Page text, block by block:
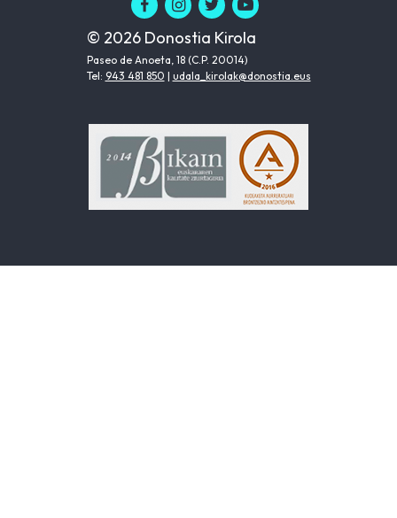
© 2026 Donostia Kirola
Paseo de Anoeta, 18 (C.P. 20014)
Tel: 943 481 850 | udala_kirolak@donostia.eus